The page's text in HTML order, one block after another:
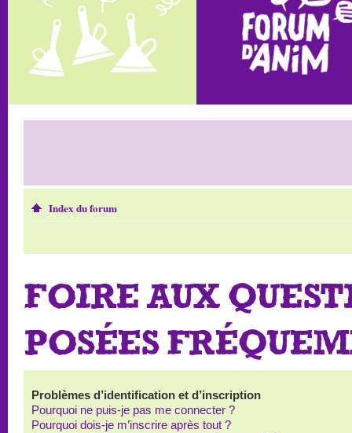
Index du forum
FOIRE AUX
POSÉES
Problèmes d’identification et d’inscription
Pourquoi ne puis-je pas me connecter ?
Pourquoi dois-je m’inscrire après tout ?